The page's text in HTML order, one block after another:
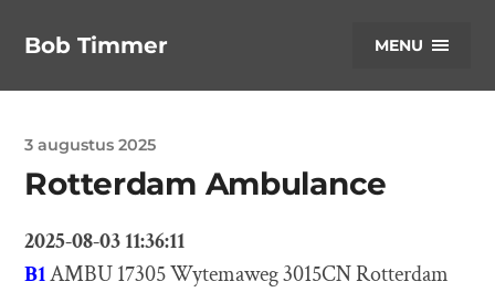
Bob Timmer MENU
3 augustus 2025
Rotterdam Ambulance
2025-08-03 11:36:11
B1AMBU 17305 Wytemaweg 3015CN Rotterdam